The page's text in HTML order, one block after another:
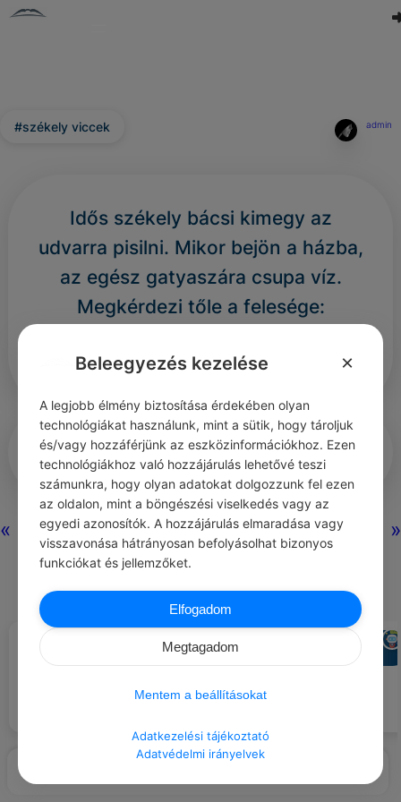
« »
#székely viccek admin
Idős székely bácsi kimegy az
udvarra pisilni. Mikor bejön a házba,
az egész gatyaszára csupa víz.
Megkérdezi tőle a felesége:
– Nem, fújt a szél!
0 0 0 464
Nincs még hozzászólás.
#IDÉZETEK ÉLET
Az élet olyan, hogy mindig
ahogy elgondolta előre az ember.
JÓCSELEKEDET
CHATGPT
Ajándékozz hajápoló termékeket
Beleegyezés kezelése ×
A legjobb élmény biztosítása érdekében olyan
technológiákat használunk, mint a sütik, hogy tároljuk
és/vagy hozzáférjünk az eszközinformációkhoz. Ezen
technológiákhoz való hozzájárulás lehetővé teszi
számunkra, hogy olyan adatokat dolgozzunk fel ezen
az oldalon, mint a böngészési viselkedés vagy az
egyedi azonosítók. A hozzájárulás elmaradása vagy
visszavonása hátrányosan befolyásolhat bizonyos
funkciókat és jellemzőket.
Elfogadom
Megtagadom
Mentem a beállításokat
Adatkezelési tájékoztató
Adatvédelmi irányelvek